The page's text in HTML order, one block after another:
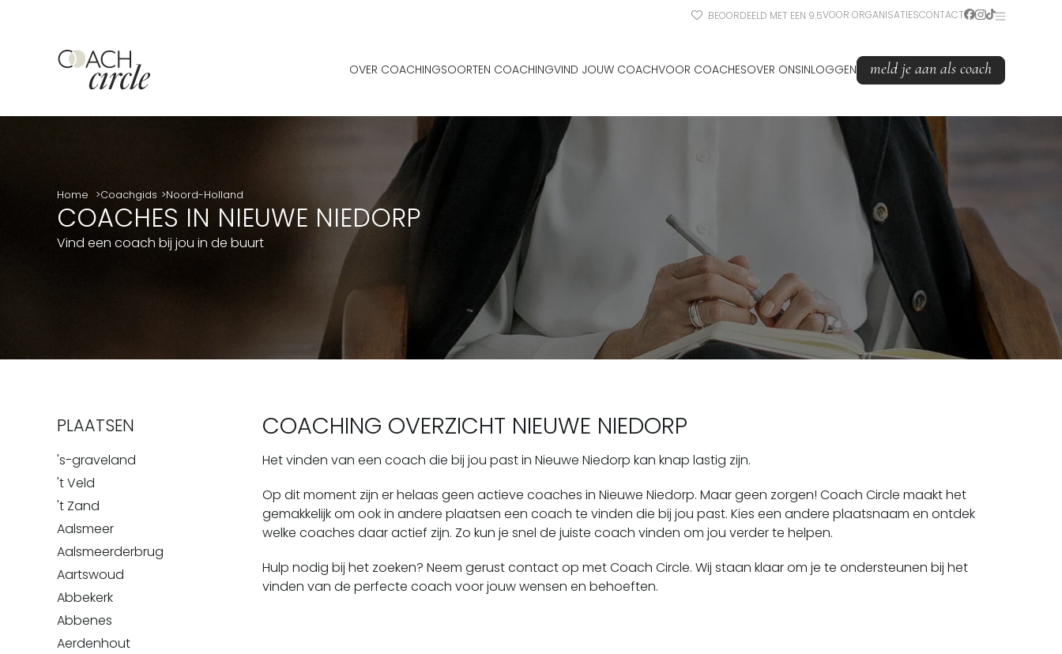
BEOORDEELD MET EEN 9.5VOOR ORGANISATIESCONTACT
OVER COACHINGSOORTEN COACHINGVIND JOUW COACHVOOR COACHESOVER ONSINLOGGEN meld je aan als coach
Home Coachgids Noord-Holland
COACHES IN NIEUWE NIEDORP
Vind een coach bij jou in de buurt
PLAATSEN
's-graveland
't Veld
't Zand
Aalsmeer
Aalsmeerderbrug
Aartswoud
Abbekerk
Abbenes
Aerdenhout
COACHING OVERZICHT NIEUWE NIEDORP
Het vinden van een coach die bij jou past in Nieuwe Niedorp kan knap lastig zijn.
Op dit moment zijn er helaas geen actieve coaches in Nieuwe Niedorp. Maar geen zorgen! Coach Circle maakt het
gemakkelijk om ook in andere plaatsen een coach te vinden die bij jou past. Kies een andere plaatsnaam en ontdek
welke coaches daar actief zijn. Zo kun je snel de juiste coach vinden om jou verder te helpen.
Hulp nodig bij het zoeken? Neem gerust contact op met Coach Circle. Wij staan klaar om je te ondersteunen bij het
vinden van de perfecte coach voor jouw wensen en behoeften.